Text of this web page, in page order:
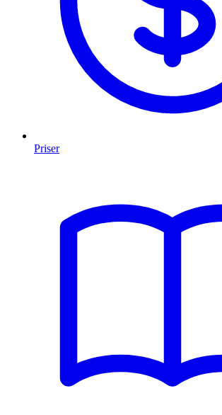
Priser